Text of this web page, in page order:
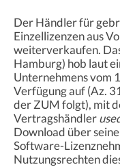
Der Händler für
Einzellizenzen aus
weiterverkaufen.
Hamburg) hob laut
Unternehmens vom
Verfügung auf (Az.
der ZUM folgt), mit
Vertragshändler
Download über
Software-
Nutzungsrechten